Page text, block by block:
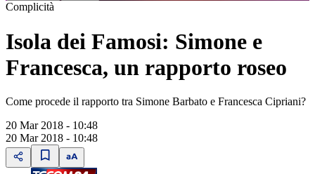
Complicità
Isola dei Famosi: Simone e
Francesca, un rapporto roseo
Come procede il rapporto tra Simone Barbato e Francesca Cipriani?
20 Mar 2018 - 10:48
20 Mar 2018 - 10:48